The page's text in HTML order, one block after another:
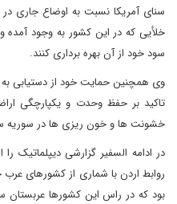
سنای آمریکا نسبت به اوضاع جاری در
خلأیی که در این کشور به وجود آمده
سود خود از آن بهره برداری کنند.
وی همچنین حمایت خود از دستیابی
تاکید بر حفظ وحدت و یکپارچگی
خشونت ها و خون ریزی ها در سوریه
در ادامه السفیر گزارشی دیپلماتیک
روابط اردن با شماری از کشورهای
بود که در راس این کشورها عربستان